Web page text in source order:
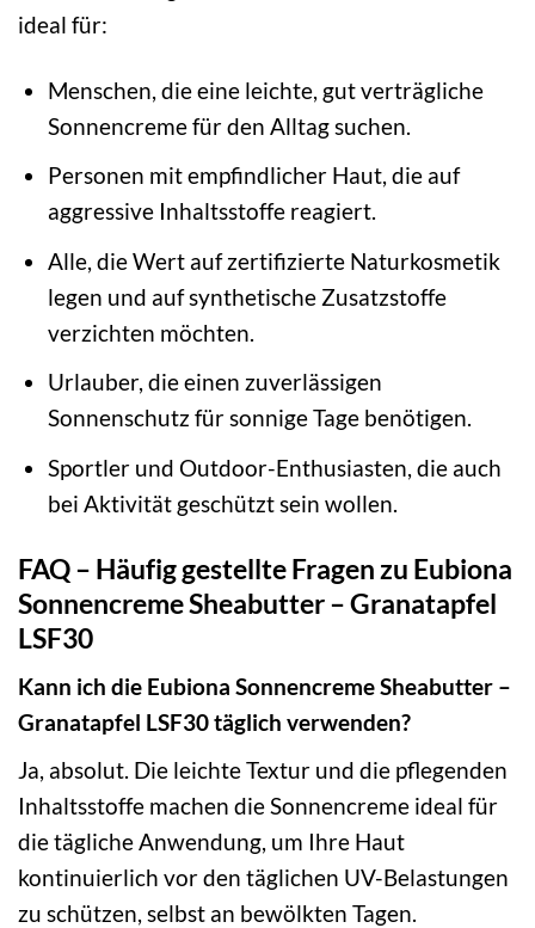
ideal für:
Menschen, die eine leichte, gut verträgliche
Sonnencreme für den Alltag suchen.
Personen mit empfindlicher Haut, die auf
aggressive Inhaltsstoffe reagiert.
Alle, die Wert auf zertifizierte Naturkosmetik
legen und auf synthetische Zusatzstoffe
verzichten möchten.
Urlauber, die einen zuverlässigen
Sonnenschutz für sonnige Tage benötigen.
Sportler und Outdoor-Enthusiasten, die auch
bei Aktivität geschützt sein wollen.
FAQ – Häufig gestellte Fragen zu Eubiona
Sonnencreme Sheabutter – Granatapfel
LSF30
Kann ich die Eubiona Sonnencreme Sheabutter –
Granatapfel LSF30 täglich verwenden?
Ja, absolut. Die leichte Textur und die pflegenden
Inhaltsstoffe machen die Sonnencreme ideal für
die tägliche Anwendung, um Ihre Haut
kontinuierlich vor den täglichen UV-Belastungen
zu schützen, selbst an bewölkten Tagen.